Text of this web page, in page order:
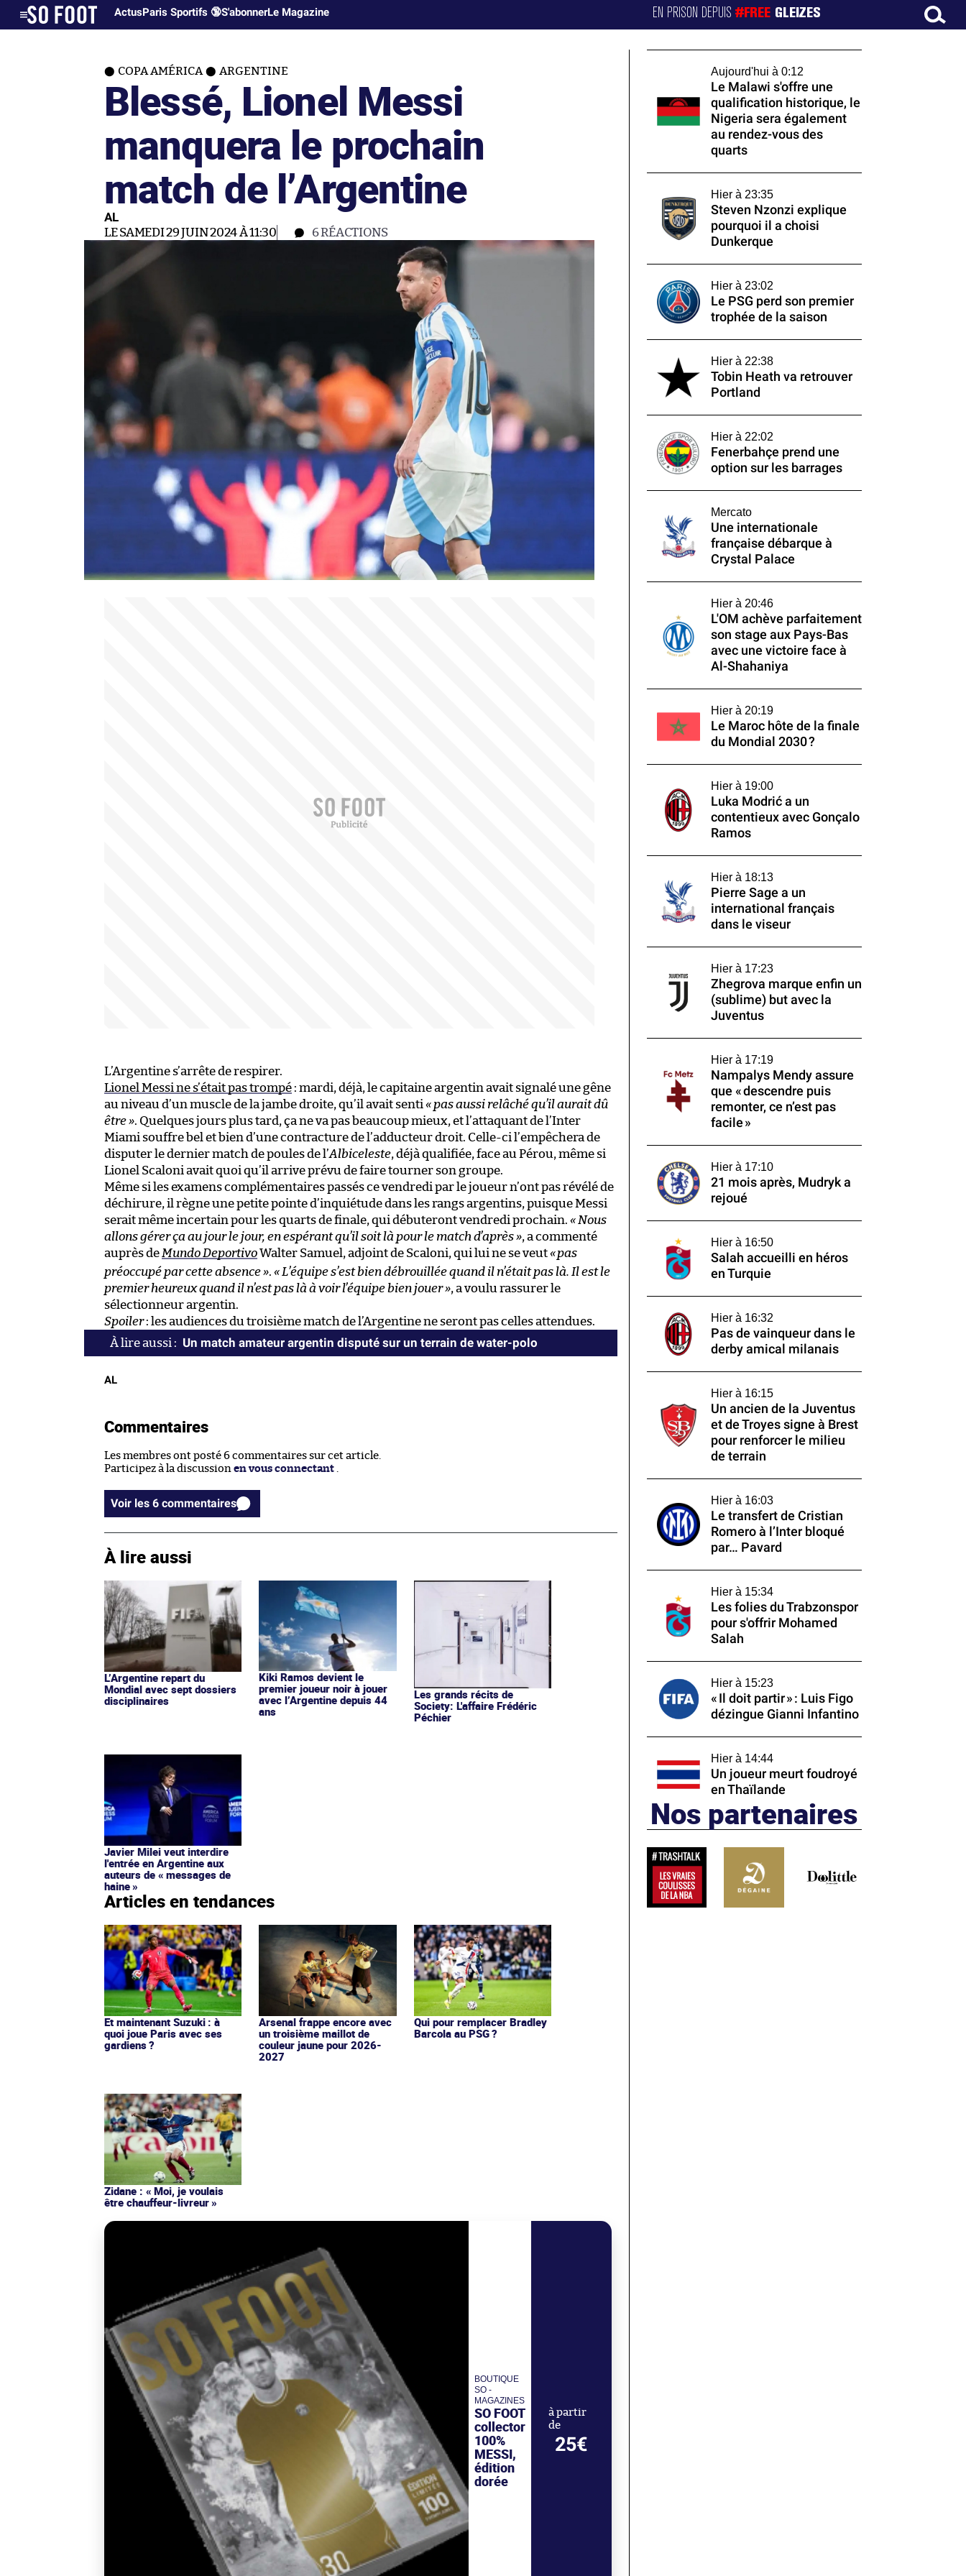
ActusParis Sportifs 🔞S'abonnerLe Magazine EN PRISON DEPUIS#FREE GLEIZES
COPA AMÉRICA ARGENTINE
Blessé, Lionel Messi
manquera le prochain
match de l’Argentine
AL
LE SAMEDI 29 JUIN 2024 À 11:30 6RÉACTIONS
L’Argentine s’arrête de respirer.
Lionel Messi ne s’était pas trompé : mardi, déjà, le capitaine argentin avait signalé une gêne
au niveau d’un muscle de la jambe droite, qu’il avait senti « pas aussi relâché qu’il aurait dû
être ». Quelques jours plus tard, ça ne va pas beaucoup mieux, et l’attaquant de l’Inter
Miami souffre bel et bien d’une contracture de l’adducteur droit. Celle-ci l’empêchera de
disputer le dernier match de poules de l’Albiceleste, déjà qualifiée, face au Pérou, même si
Lionel Scaloni avait quoi qu’il arrive prévu de faire tourner son groupe.
Même si les examens complémentaires passés ce vendredi par le joueur n’ont pas révélé de
déchirure, il règne une petite pointe d’inquiétude dans les rangs argentins, puisque Messi
serait même incertain pour les quarts de finale, qui débuteront vendredi prochain. « Nous
allons gérer ça au jour le jour, en espérant qu’il soit là pour le match d’après », a commenté
auprès de Mundo DeportivoWalter Samuel, adjoint de Scaloni, qui lui ne se veut«pas
préoccupé par cette absence ». « L’équipe s’est bien débrouillée quand il n’était pas là. Il est le
premier heureux quand il n’est pas là à voir l’équipe bien jouer », a voulu rassurer le
sélectionneur argentin.
Spoiler: les audiences du troisième match de l’Argentine ne seront pas celles attendues.
Un match amateur argentin disputé sur un terrain de water-polo
AL
Commentaires
Les membres ont posté 6 commentaires sur cet article.
Participez à la discussion en vous connectant
Voir les 6 commentaires
À lire aussi
L’Argentine repart du
Mondial avec sept dossiers
disciplinaires
Kiki Ramos devient le
premier joueur noir à jouer
avec l’Argentine depuis 44
ans
Les grands récits de
Society: L'affaire Frédéric
Péchier
Javier Milei veut interdire
l'entrée en Argentine aux
auteurs de « messages de
haine »
Articles en tendances
Et maintenant Suzuki : à
quoi joue Paris avec ses
gardiens ?
Arsenal frappe encore avec
un troisième maillot de
couleur jaune pour 2026-
2027
Qui pour remplacer Bradley
Barcola au PSG ?
Zidane : « Moi, je voulais
être chauffeur-livreur »
BOUTIQUE
SO -
MAGAZINES
SO FOOT
collector
100%
MESSI,
édition
dorée
à partir
de
25€
Aujourd'hui à 0:12
Le Malawi s'offre une
qualification historique, le
Nigeria sera également
au rendez-vous des
quarts
Hier à 23:35
Steven Nzonzi explique
pourquoi il a choisi
Dunkerque
Hier à 23:02
Le PSG perd son premier
trophée de la saison
Hier à 22:38
Tobin Heath va retrouver
Portland
Hier à 22:02
Fenerbahçe prend une
option sur les barrages
Mercato
Une internationale
française débarque à
Crystal Palace
Hier à 20:46
L'OM achève parfaitement
son stage aux Pays-Bas
avec une victoire face à
Al-Shahaniya
Hier à 20:19
Le Maroc hôte de la finale
du Mondial 2030 ?
Hier à 19:00
Luka Modrić a un
contentieux avec Gonçalo
Ramos
Hier à 18:13
Pierre Sage a un
international français
dans le viseur
Hier à 17:23
Zhegrova marque enfin un
(sublime) but avec la
Juventus
Hier à 17:19
Nampalys Mendy assure
que « descendre puis
remonter, ce n’est pas
facile »
Hier à 17:10
21 mois après, Mudryk a
rejoué
Hier à 16:50
Salah accueilli en héros
en Turquie
Hier à 16:32
Pas de vainqueur dans le
derby amical milanais
Hier à 16:15
Un ancien de la Juventus
et de Troyes signe à Brest
pour renforcer le milieu
de terrain
Hier à 16:03
Le transfert de Cristian
Romero à l’Inter bloqué
par… Pavard
Hier à 15:34
Les folies du Trabzonspor
pour s'offrir Mohamed
Salah
Hier à 15:23
« Il doit partir » : Luis Figo
dézingue Gianni Infantino
Hier à 14:44
Un joueur meurt foudroyé
en Thaïlande
Nos partenaires